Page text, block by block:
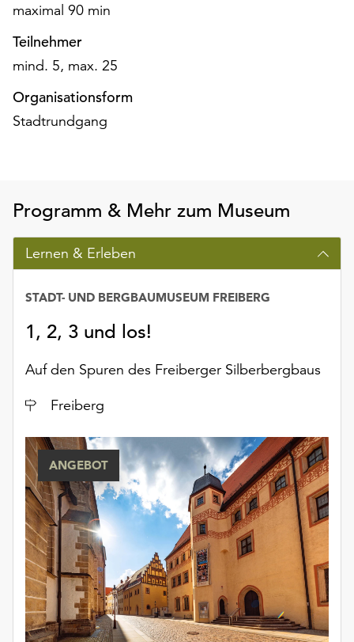
Cookies
anpassen,
erreichen
Sie
die
Einstellungen
über
Weitere
finden
Sie
unserer
Datenschutzerklärung
oder
Impressum
maximal 90 min
Teilnehmer
mind. 5, max. 25
Organisationsform
Stadtrundgang
Programm & Mehr zum Museum
Lernen & Erleben
1, 2, 3 und los!
STADT- UND BERGBAUMUSEUM FREIBERG
Auf den Spuren des Freiberger Silberbergbaus
Ort
Freiberg
ANGEBOT